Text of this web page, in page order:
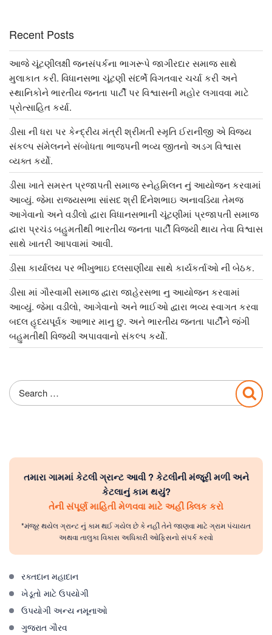
Recent Posts
આજે ચૂંટણીલક્ષી જનસંપર્કના ભાગરૂપે જાગીરદાર સમાજ સાથે
મુલાકાત કરી. વિધાનસભા ચૂંટણી સંદર્ભે વિગતવાર ચર્ચા કરી અને
સ્થાનિકોને ભારતીય જનતા પાર્ટી પર વિશ્વાસની મહોર લગાવવા માટે
પ્રોત્સાહિત કર્યા.
ડીસા ની ધરા પર કેન્દ્રીય મંત્રી શ્રીમતી સ્મૃતિ ઈરાનીજી એ વિજય
સંકલ્પ સંમેલનને સંબોધતા ભાજપની ભવ્ય જીતનો અડગ વિશ્વાસ
વ્યક્ત કર્યો.
ડીસા ખાતે સમસ્ત પ્રજાપતી સમાજ સ્નેહમિલન નું આયોજન કરવામાં
આવ્યું. જેમા રાજ્યસભા સાંસદ શ્રી દિનેશભાઇ અનાવડિયા તેમજ
આગેવાનો અને વડીલો દ્વારા વિધાનસભાની ચૂંટણીમાં પ્રજાપતી સમાજ
દ્વારા પ્રચંડ બહુમતીથી ભારતીય જનતા પાર્ટી વિજયી થાય તેવા વિશ્વાસ
સાથે ખાતરી આપવામાં આવી.
ડીસા કાર્યાલય પર ભીખુભાઇ દલસાણીયા સાથે કાર્યકર્તાઓ ની બેઠક.
ડીસા માં ગૌસ્વામી સમાજ દ્વારા જાહેરસભા નુ આયોજન કરવામાં
આવ્યું. જેમા વડીલો, આગેવાનો અને ભાઈઓ દ્વારા ભવ્ય સ્વાગત કરવા
બદલ હૃદયપૂર્વક આભાર માનુ છુ. અને ભારતીય જનતા પાર્ટીને જંગી
બહુમતીથી વિજયી અપાવવાનો સંકલ્પ કર્યો.
Search
for:
તમારા ગામમાં કેટલી ગ્રાન્ટ આવી ? કેટલીની મંજૂરી મળી અને
કેટલાનું કામ થયું?
તેની સંપૂર્ણ માહિતી મેળવવા માટે અહીં ક્લિક કરો
*મંજૂર થયેલ ગ્રાન્ટ નું કામ થઈ ગયેલ છે કે નહીં તેને જાણવા માટે ગ્રામ પંચાયત
અથવા તાલુકા વિકાસ અધિકારી ઓફિસનો સંપર્ક કરવો
રક્તદાન મહાદાન
ખેડૂતો માટે ઉપયોગી
ઉપયોગી અન્ય નમૂનાઓ
ગુજરાત ગૌરવ